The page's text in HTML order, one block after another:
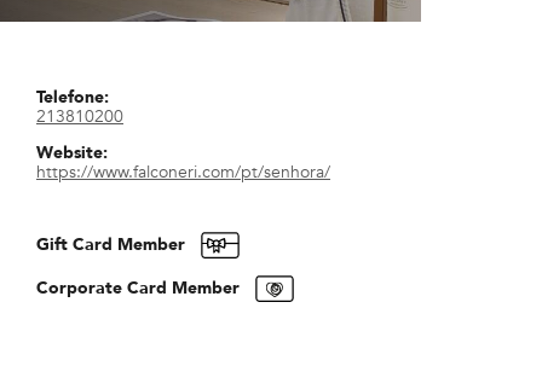
Telefone:
213810200
Website:
https://www.falconeri.com/pt/senhora/
Gift Card Member
Corporate Card Member